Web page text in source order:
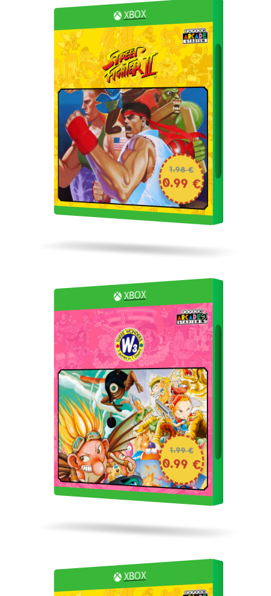
XBOX
1.98 €
0.99 €
XBOX
1.99 €
0.99 €
XBOX